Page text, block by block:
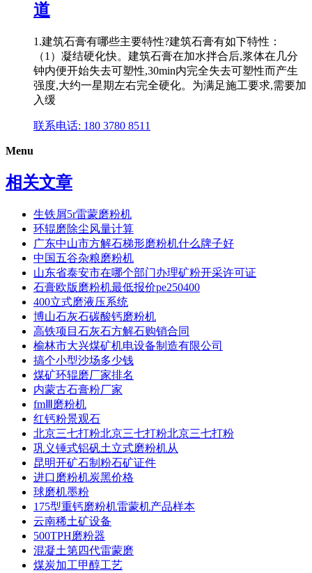
道
1.建筑石膏有哪些主要特性?建筑石膏有如下特性：
（1）凝结硬化快。建筑石膏在加水拌合后,浆体在几分
钟内便开始失去可塑性,30min内完全失去可塑性而产生
强度,大约一星期左右完全硬化。为满足施工要求,需要加
入缓
联系电话: 180 3780 8511
Menu
相关文章
生铁屑5r雷蒙磨粉机
环辊磨除尘风量计算
广东中山市方解石梯形磨粉机什么牌子好
中国五谷杂粮磨粉机
山东省泰安市在哪个部门办理矿粉开采许可证
石膏欧版磨粉机最低报价pe250400
400立式磨液压系统
博山石灰石碳酸钙磨粉机
高铁项目石灰石方解石购销合同
榆林市大兴煤矿机电设备制造有限公司
搞个小型沙场多少钱
煤矿环辊磨厂家排名
内蒙古石膏粉厂家
fmⅢ磨粉机
红钙粉景观石
北京三七打粉北京三七打粉北京三七打粉
巩义锤式铝矾土立式磨粉机从
昆明开矿石制粉石矿证件
进口磨粉机炭黑价格
球磨机墨粉
175型重钙磨粉机雷蒙机产品样本
云南稀土矿设备
500TPH磨粉器
混凝土第四代雷蒙磨
煤炭加工甲醇工艺